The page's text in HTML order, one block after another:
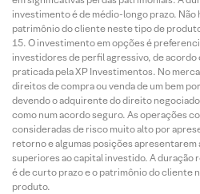
investimento é de médio-longo prazo. Não
patrimônio do cliente neste tipo de
O investimento em opções é
investidores de perfil agressivo, de
praticada pela XP Investimentos. No
direitos de compra ou venda de um bem
devendo o adquirente do direito
como num acordo seguro. As operações
consideradas de risco muito alto por
retorno e algumas posições apresentarem
superiores ao capital investido. A duração
é de curto prazo e o patrimônio do cliente
produto.